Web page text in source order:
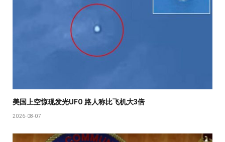
美国上空惊现发光UFO 路人称比飞机大3倍
2026-08-07